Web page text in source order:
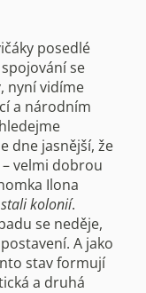
posedlé
se
nyní vidíme
a národním
dne jasnější, že
velmi dobrou
Ilona
stali kolonií.
se neděje,
A jako
stav formují
a druhá